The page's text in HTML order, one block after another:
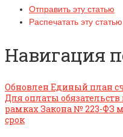
Отправить эту статью
Распечатать эту статью
Навигация
Обновлен Единый план
Для оплаты
рамках Закона № 223-ФЗ
срок